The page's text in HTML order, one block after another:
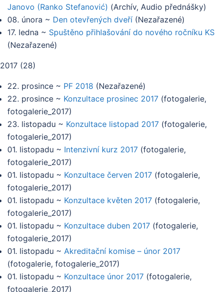
Janovo (Ranko Stefanović) (Archív, Audio přednášky)
08. února ~ Den otevřených dveří (Nezařazené)
17. ledna ~ Spuštěno přihlašování do nového ročníku KS
(Nezařazené)
2017 (28)
22. prosince ~ PF 2018 (Nezařazené)
22. prosince ~ Konzultace prosinec 2017 (fotogalerie,
fotogalerie_2017)
23. listopadu ~ Konzultace listopad 2017 (fotogalerie,
fotogalerie_2017)
01. listopadu ~ Intenzivní kurz 2017 (fotogalerie,
fotogalerie_2017)
01. listopadu ~ Konzultace červen 2017 (fotogalerie,
fotogalerie_2017)
01. listopadu ~ Konzultace květen 2017 (fotogalerie,
fotogalerie_2017)
01. listopadu ~ Konzultace duben 2017 (fotogalerie,
fotogalerie_2017)
01. listopadu ~ Akreditační komise – únor 2017
(fotogalerie, fotogalerie_2017)
01. listopadu ~ Konzultace únor 2017 (fotogalerie,
fotogalerie_2017)